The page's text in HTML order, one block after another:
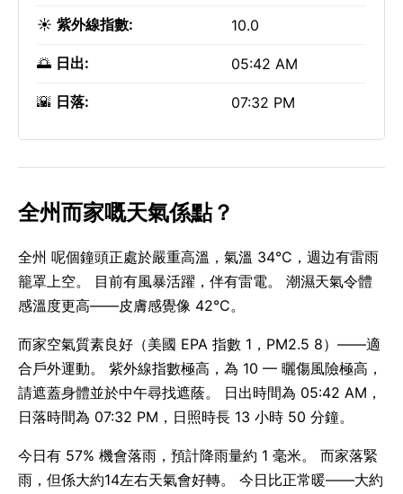
☀️ 紫外線指數: 10.0
🌅 日出: 05:42 AM
🌇 日落: 07:32 PM
全州而家嘅天氣係點？
全州 呢個鐘頭正處於嚴重高溫，氣溫 34°C，週边有雷雨
籠罩上空。 目前有風暴活躍，伴有雷電。 潮濕天氣令體
感溫度更高——皮膚感覺像 42°C。
而家空氣質素良好（美國 EPA 指數 1，PM2.5 8）——適
合戶外運動。 紫外線指數極高，為 10 — 曬傷風險極高，
請遮蓋身體並於中午尋找遮蔭。 日出時間為 05:42 AM，
日落時間為 07:32 PM，日照時長 13 小時 50 分鐘。
今日有 57% 機會落雨，預計降雨量約 1 毫米。 而家落緊
雨，但係大約14左右天氣會好轉。 今日比正常暖——大約